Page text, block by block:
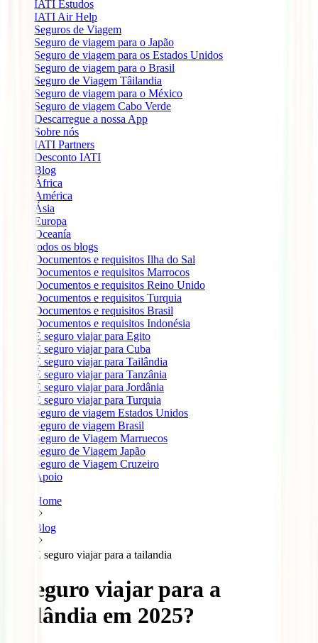
IATI Estudos
IATI Air Help
Seguros de Viagem
Seguro de viagem para o Japão
Seguro de viagem para os Estados Unidos
Seguro de viagem para o Brasil
Seguro de Viagem Tâilandia
Seguro de viagem para o México
Seguro de viagem Cabo Verde
Descarregue a nossa App
Sobre nós
IATI Partners
Desconto IATI
Blog
África
América
Ásia
Europa
Oceanía
todos os blogs
Documentos e requisitos Ilha do Sal
Documentos e requisitos Marrocos
Documentos e requisitos Reino Unido
Documentos e requisitos Turquia
Documentos e requisitos Brasil
Documentos e requisitos Indonésia
É seguro viajar para Egito
É seguro viajar para Cuba
É seguro viajar para Tailândia
É seguro viajar para Tanzânia
É seguro viajar para Jordânia
É seguro viajar para Turquia
Seguro de viagem Estados Unidos
Seguro de viagem Brasil
Seguro de Viagem Marruecos
Seguro de Viagem Japão
Seguro de Viagem Cruzeiro
Apoio
Home
Blog
E seguro viajar para a tailandia
É seguro viajar para a
Tailândia em 2025?